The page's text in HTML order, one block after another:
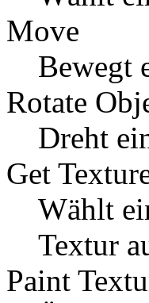
Move
Bewegt
Rotate
Dreht
Get
Wählt
Textur
Paint